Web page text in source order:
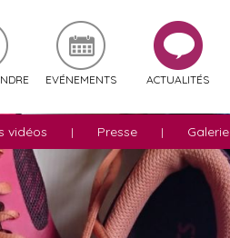
EVÉNEMENTS ACTUALITÉS
vidéos Presse Galerie